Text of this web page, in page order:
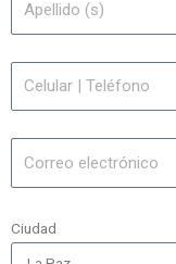
Ciudad